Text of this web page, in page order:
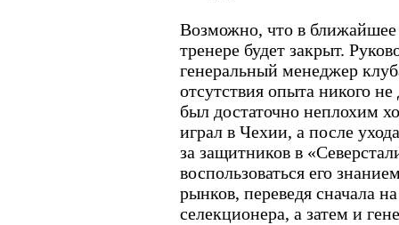
Возможно, что в ближайшее
тренере будет закрыт.
генеральный менеджер
отсутствия опыта никого
был достаточно неплохим
играл в Чехии, а после
за защитников в
воспользоваться его
рынков, переведя сначала
селекционера, а затем и